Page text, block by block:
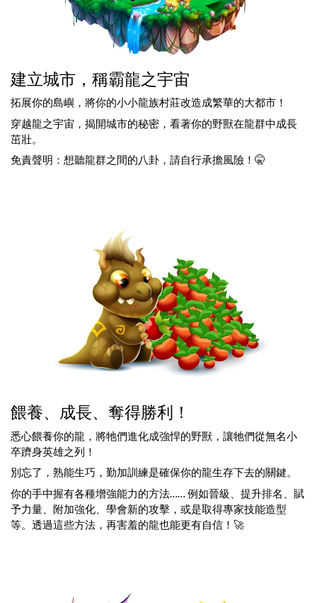
建立城市，稱霸龍之宇宙
拓展你的島嶼，將你的小小龍族村莊改造成繁華的大都市！
穿越龍之宇宙，揭開城市的秘密，看著你的野獸在龍群中成長
茁壯。
免責聲明：想聽龍群之間的八卦，請自行承擔風險！🤫
餵養、成長、奪得勝利！
悉心餵養你的龍，將牠們進化成強悍的野獸，讓牠們從無名小
卒躋身英雄之列！
別忘了，熟能生巧，勤加訓練是確保你的龍生存下去的關鍵。
你的手中握有各種增強能力的方法…… 例如晉級、提升排名、賦
予力量、附加強化、學會新的攻擊，或是取得專家技能造型
等。透過這些方法，再害羞的龍也能更有自信！🚀